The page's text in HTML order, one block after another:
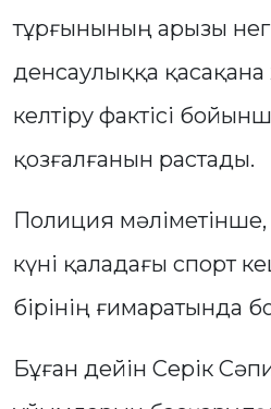
тұрғынының арызы
денсаулыққа
келтіру фактісі
қозғалғанын растады.
Полиция мәліметінше,
күні қаладағы спорт
бірінің ғимаратында
Бұған дейін Серік